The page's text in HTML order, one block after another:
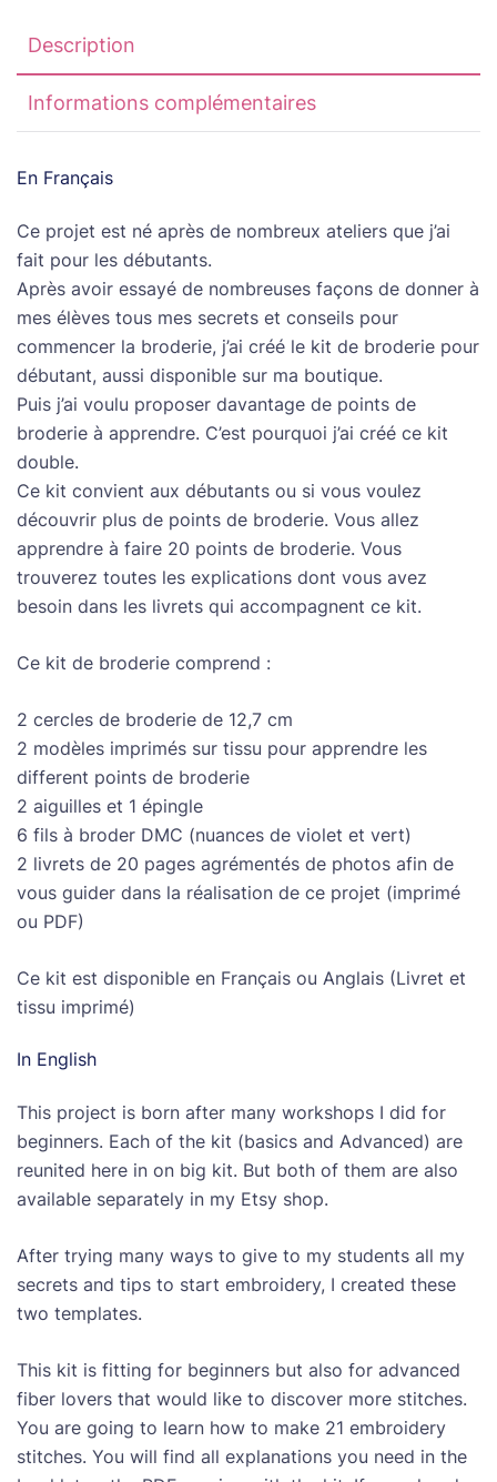
Description
Informations complémentaires
En Français
Ce projet est né après de nombreux ateliers que j’ai
fait pour les débutants.
Après avoir essayé de nombreuses façons de donner à
mes élèves tous mes secrets et conseils pour
commencer la broderie, j’ai créé le kit de broderie pour
débutant, aussi disponible sur ma boutique.
Puis j’ai voulu proposer davantage de points de
broderie à apprendre. C’est pourquoi j’ai créé ce kit
double.
Ce kit convient aux débutants ou si vous voulez
découvrir plus de points de broderie. Vous allez
apprendre à faire 20 points de broderie. Vous
trouverez toutes les explications dont vous avez
besoin dans les livrets qui accompagnent ce kit.
Ce kit de broderie comprend :
2 cercles de broderie de 12,7 cm
2 modèles imprimés sur tissu pour apprendre les
different points de broderie
2 aiguilles et 1 épingle
6 fils à broder DMC (nuances de violet et vert)
2 livrets de 20 pages agrémentés de photos afin de
vous guider dans la réalisation de ce projet (imprimé
ou PDF)
Ce kit est disponible en Français ou Anglais (Livret et
tissu imprimé)
In English
This project is born after many workshops I did for
beginners. Each of the kit (basics and Advanced) are
reunited here in on big kit. But both of them are also
available separately in my Etsy shop.
After trying many ways to give to my students all my
secrets and tips to start embroidery, I created these
two templates.
This kit is fitting for beginners but also for advanced
fiber lovers that would like to discover more stitches.
You are going to learn how to make 21 embroidery
stitches. You will find all explanations you need in the